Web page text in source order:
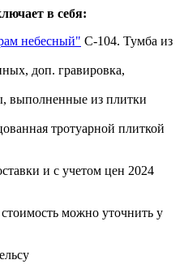
в себя:
небесный" С-104. Тумба из
доп. гравировка,
выполненные из плитки
тротуарной плиткой
и с учетом цен 2024
можно уточнить у